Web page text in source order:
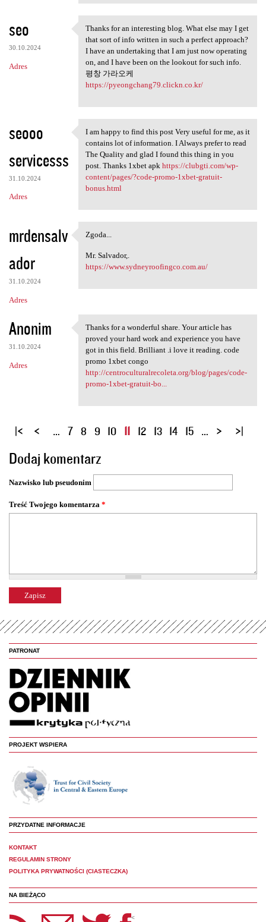
seo
30.10.2024
Adres
Thanks for an interesting
Thanks for an interesting blog. What else may I get
that sort of info written in such a perfect approach?
I have an undertaking that I am just now operating
on, and I have been on the lookout for such info.
평창 가라오케
https://pyeongchang79.clickn.co.kr/
seooo
servicesss
31.10.2024
Adres
I am happy to find this post
I am happy to find this post Very useful for me, as it
contains lot of information. I Always prefer to read
The Quality and glad I found this thing in you
post. Thanks 1xbet apk https://clubgti.com/wp-
content/pages/?code-promo-1xbet-gratuit-
bonus.html
mrdensalv
ador
31.10.2024
Adres
Zgoda...
Zgoda...
Mr. Salvador,.
https://www.sydneyroofingco.com.au/
Anonim
31.10.2024
Adres
Thanks for a wonderful share.
Thanks for a wonderful share. Your article has
proved your hard work and experience you have
got in this field. Brilliant .i love it reading. code
promo 1xbet congo
http://centroculturalrecoleta.org/blog/pages/code-
promo-1xbet-gratuit-bo...
S
r
o
n
y
… 7 8 9 10 11 12 13 14 15 …
Dodaj komentarz
Nazwisko lub pseudonim
Treść Twojego komentarza *
PATRONAT
PROJEKT WSPIERA
PRZYDATNE INFORMACJE
KONTAKT
REGULAMIN STRONY
POLITYKA PRYWATNOŚCI (CIASTECZKA)
NA BIEŻĄCO
Panoptyka Facebook <